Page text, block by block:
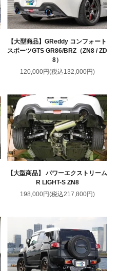
【大型商品】GReddy コンフォート
スポーツGTS GR86/BRZ（ZN8 / ZD
8）
120,000円(税込132,000円)
【大型商品】 パワーエクストリーム
R LIGHT-S ZN8
198,000円(税込217,800円)